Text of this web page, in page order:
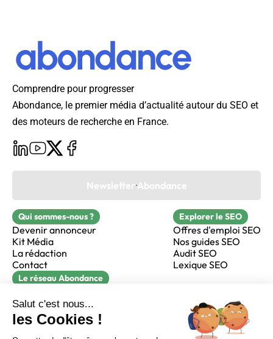
Comprendre pour progresser
Abondance, le premier média d’actualité autour du SEO et
des moteurs de recherche en France.
Newsletter Abondance
Qui sommes-nous ?
Devenir annonceur
Kit Média
La rédaction
Contact
Explorer le SEO
Offres d'emploi SEO
Nos guides SEO
Audit SEO
Lexique SEO
Le réseau Abondance
Réacteur
alfie formation